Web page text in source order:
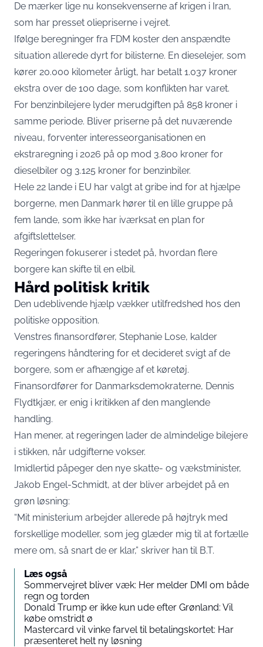
De mærker lige nu konsekvenserne af krigen i Iran,
som har presset oliepriserne i vejret.
Ifølge beregninger fra FDM koster den anspændte
situation allerede dyrt for bilisterne. En dieselejer, som
kører 20.000 kilometer årligt, har betalt 1.037 kroner
ekstra over de 100 dage, som konflikten har varet.
For benzinbilejere lyder merudgiften på 858 kroner i
samme periode. Bliver priserne på det nuværende
niveau, forventer interesseorganisationen en
ekstraregning i 2026 på op mod 3.800 kroner for
dieselbiler og 3.125 kroner for benzinbiler.
Hele 22 lande i EU har valgt at gribe ind for at hjælpe
borgerne, men Danmark hører til en lille gruppe på
fem lande, som ikke har iværksat en plan for
afgiftslettelser.
Regeringen fokuserer i stedet på, hvordan flere
borgere kan skifte til en elbil.
Hård politisk kritik
Den udeblivende hjælp vækker utilfredshed hos den
politiske opposition.
Venstres finansordfører, Stephanie Lose, kalder
regeringens håndtering for et decideret svigt af de
borgere, som er afhængige af et køretøj.
Finansordfører for Danmarksdemokraterne, Dennis
Flydtkjær, er enig i kritikken af den manglende
handling.
Han mener, at regeringen lader de almindelige bilejere
i stikken, når udgifterne vokser.
Imidlertid påpeger den nye skatte- og vækstminister,
Jakob Engel-Schmidt, at der bliver arbejdet på en
grøn løsning:
“Mit ministerium arbejder allerede på højtryk med
forskellige modeller, som jeg glæder mig til at fortælle
mere om, så snart de er klar,” skriver han til B.T.
Læs også
Sommervejret bliver væk: Her melder DMI om både
regn og torden
Donald Trump er ikke kun ude efter Grønland: Vil
købe omstridt ø
Mastercard vil vinke farvel til betalingskortet: Har
præsenteret helt ny løsning